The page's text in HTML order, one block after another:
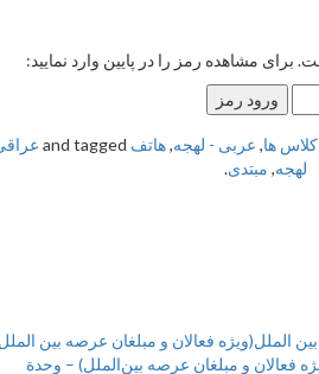
مشاهده رمز را در پایین وارد نمایید:
ها ,عربی - لهجه,هاتفand tagged عراقی,
لهجه,مبتدی.
فعالان و مبلغان عرصه بین الملل)-ا
و مبلغان عرصه بین‌الملل) – وحدة